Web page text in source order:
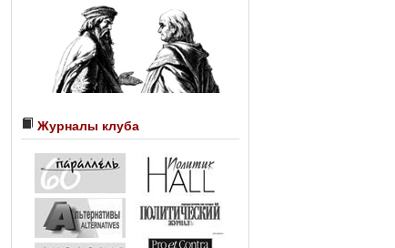
Журналы клуба